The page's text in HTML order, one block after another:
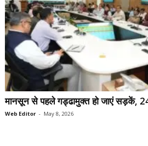
मानसून से पहले गड्ढामुक्त हो जाएं सड़कें,
Web Editor - May 8, 2026